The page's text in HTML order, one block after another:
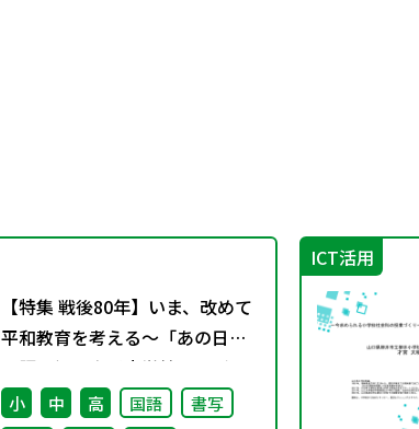
【特集 戦後80年】いま、改めて
平和教育を考える〜「あの日」
を語り継ぐ本川小学校の子ども
たち〜
小 中 高 国語
書写
ICT活用